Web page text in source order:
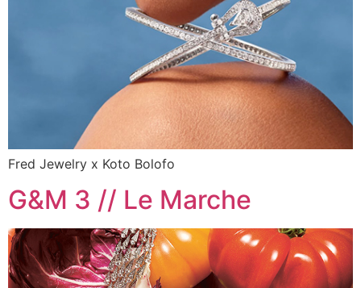
Fred Jewelry x Koto Bolofo
G&M 3 // Le Marche